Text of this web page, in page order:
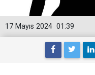
01:39
17 Mayıs 2024